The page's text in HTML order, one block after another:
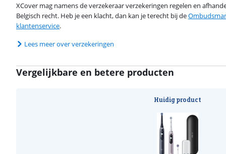
XCover mag namens de verzekeraar verzekeringen regelen en
Belgisch recht. Heb je een klacht, dan kan je terecht bij de
klantenservice.
Lees meer over verzekeringen
Vergelijkbare en betere producten
Huidig product